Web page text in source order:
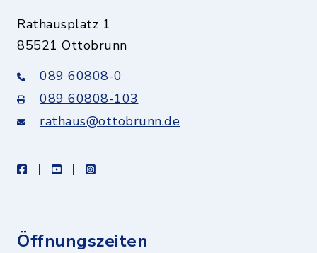
Rathausplatz 1
85521 Ottobrunn
089 60808-0
089 60808-103
rathaus@ottobrunn.de
facebookyoutubeinstagram
Öffnungszeiten